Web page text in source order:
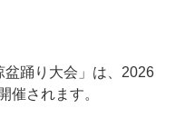
盆踊り大会」は、2026
催されます。